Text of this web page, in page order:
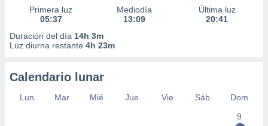
Primera luz
05:37
Mediodía
13:09
Última luz
20:41
Duración del día 14h 3m
Luz diurna restante 4h 23m
Calendario lunar
Lun Mar Mié Jue Vie Sáb
Dom
9